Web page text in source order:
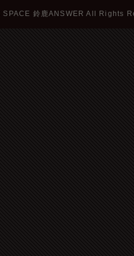
鈴鹿ANSWER All Rights